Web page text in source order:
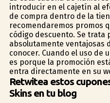
introducir en el cajetín al
de compra dentro de la
recomendaremos promos
código descuento. Se trata
absolutamente ventajosas
conocer. Cuando el uso de
es porque la promoción
entra directamente en su
Retwitea estos
Skins en tu blog